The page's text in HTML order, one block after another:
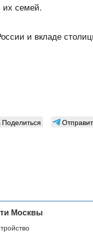
их семей.
и вкладе
Поделиться
Москвы